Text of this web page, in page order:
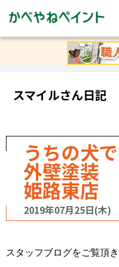
ブログ»記事
路市外壁塗装 プロタイ
スマイルさん日記
うちの犬
外壁塗装
姫路東店
2019年07月25日(木)
スタッフブログをご覧頂